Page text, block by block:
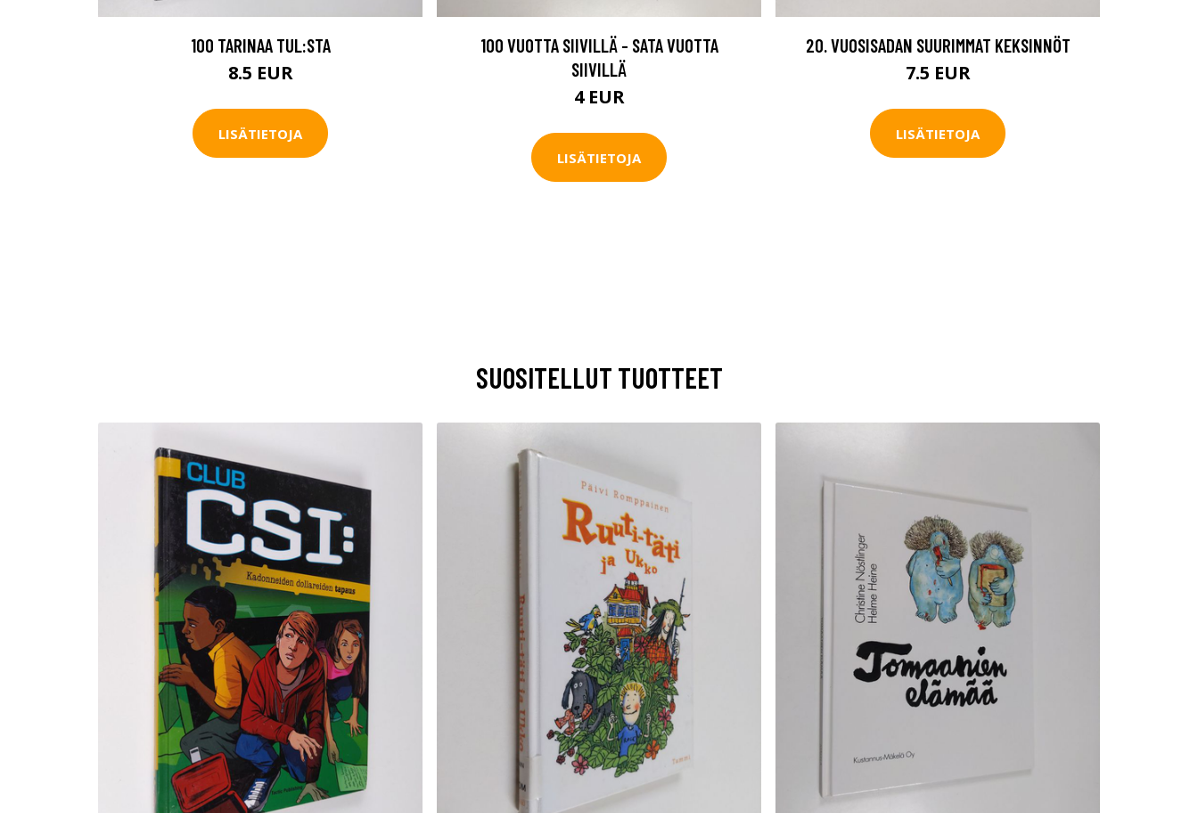
100 TARINAA TUL:STA
8.5 EUR
LISÄTIETOJA
100 VUOTTA SIIVILLÄ - SATA VUOTTA
SIIVILLÄ
4 EUR
LISÄTIETOJA
20. VUOSISADAN SUURIMMAT KEKSINNÖT
7.5 EUR
LISÄTIETOJA
SUOSITELLUT TUOTTEET